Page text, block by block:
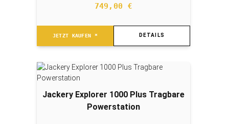
749,00 €
JETZT KAUFEN * DETAILS
Jackery Explorer 1000 Plus Tragbare
Powerstation